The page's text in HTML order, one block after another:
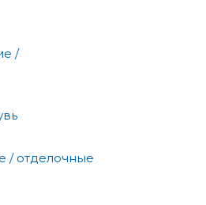
/
/ отделочные